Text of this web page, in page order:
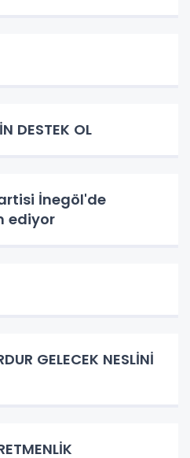
ENGELSİZ YAŞAM İÇİN DESTEK OL
İnegöl'de
ediyor